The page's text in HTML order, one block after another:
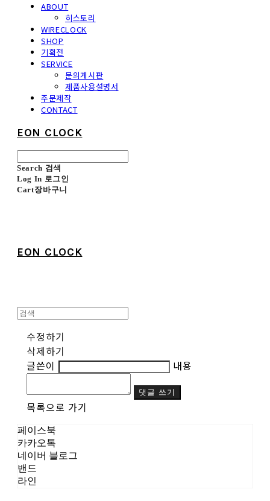
ABOUT
히스토리
WIRECLOCK
SHOP
기획전
SERVICE
문의게시판
제품사용설명서
주문제작
CONTACT
EON CLOCK
Search 검색
Log In 로그인
Cart장바구니
EON CLOCK
수정하기
삭제하기
글쓴이
내용
댓글 쓰기
목록으로 가기
페이스북
카카오톡
네이버 블로그
밴드
라인